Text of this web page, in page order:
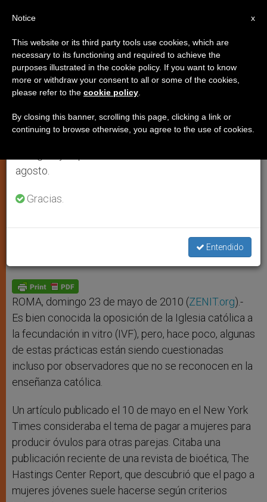
El lado oscuro de la fecundación
in vitro
un nuevo mercado con violaciones
éticas
W
s
A
p
p
M
e
n
g
e
r
F
b
o
o
k
T
t
e
S
e
ROMA, domingo 23 de mayo de 2010 (ZENIT.org).-
Es bien conocida la oposición de la Iglesia católica a
la fecundación in vitro (IVF), pero, hace poco, algunas
de estas prácticas están siendo cuestionadas
incluso por observadores que no se reconocen en la
enseñanza católica.
Un artículo publicado el 10 de mayo en el New York
Times consideraba el tema de pagar a mujeres para
producir óvulos para otras parejas. Citaba una
publicación reciente de una revista de bioética, The
Hastings Center Report, que descubrió que el pago a
mujeres jóvenes suele hacerse según criterios
×
Aviso importante
Del 27 de julio al 7 de agosto haremos la pausa
anual, aprovechando que en el periodo de verano
se generan menos informaciones y también el
agosto.
Gracias.
Entendido
x
Notice
This website or its third party tools use cookies, which are
necessary to its functioning and required to achieve the
purposes illustrated in the cookie policy. If you want to know
more or withdraw your consent to all or some of the cookies,
please refer to the cookie policy
By closing this banner, scrolling this page, clicking a link or
continuing to browse otherwise, you agree to the use of cookies.